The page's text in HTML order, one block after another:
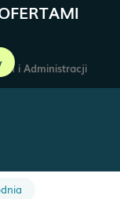
i Administracji